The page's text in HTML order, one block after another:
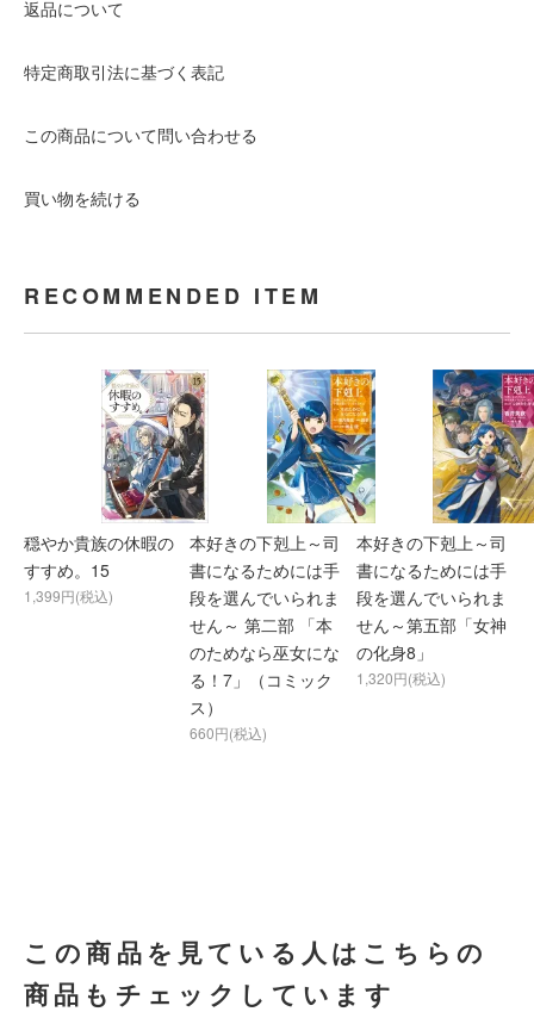
返品について
特定商取引法に基づく表記
この商品について問い合わせる
買い物を続ける
RECOMMENDED ITEM
穏やか貴族の休暇の
すすめ。15
1,399円(税込)
本好きの下剋上～司
書になるためには手
段を選んでいられま
せん～ 第二部 「本
のためなら巫女にな
る！7」（コミック
ス）
660円(税込)
本好きの下剋上～司
書になるためには手
段を選んでいられま
せん～第五部「女神
の化身8」
1,320円(税込)
この商品を見ている人はこちらの
商品もチェックしています